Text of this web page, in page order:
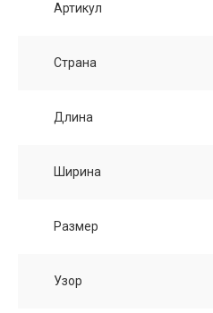
Артикул
Страна
Длина
Ширина
Размер
Узор